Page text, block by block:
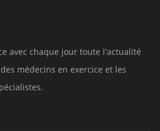
avec chaque jour toute l'actualité
médecins en exercice et les